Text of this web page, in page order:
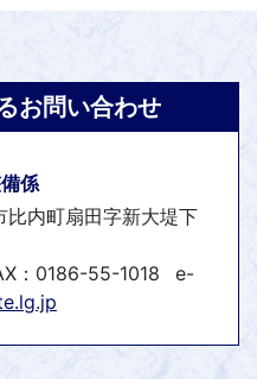
お問い合わせ
係
内町扇田字新大堤下
：0186-55-1018
e-